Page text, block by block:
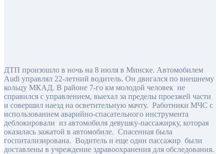
ДТП произошло в ночь на 8 июля в Минске. Автомобилем
Audi управлял 22-летний водитель. Он двигался по внешнему
кольцу МКАД. В районе 7-го км молодой человек не
справился с управлением, выехал за пределы проезжей части
и совершил наезд на осветительную мачту. Работники МЧС с
использованием аварийно-спасательного инструмента
деблокировали из автомобиля девушку-пассажирку, которая
оказалась зажатой в автомобиле. Спасенная была
госпитализирована. Водитель и еще один пассажир были
доставлены в учреждение здравоохранения для обследования.